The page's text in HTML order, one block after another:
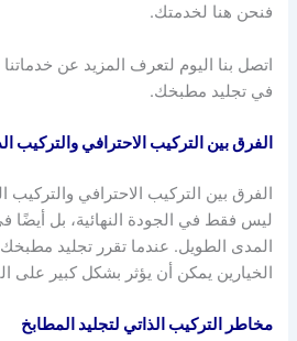
فنحن هنا لخدمتك.
اتصل بنا اليوم لتعرف المزيد عن
في تجليد مطبخك.
الفرق بين التركيب الاحترافي والتركيب
الفرق بين التركيب الاحترافي والتركيب
ليس فقط في الجودة النهائية، بل أيضًا
المدى الطويل. عندما تقرر تجليد
الخيارين يمكن أن يؤثر بشكل كبير على
مخاطر التركيب الذاتي لتجليد المطابخ